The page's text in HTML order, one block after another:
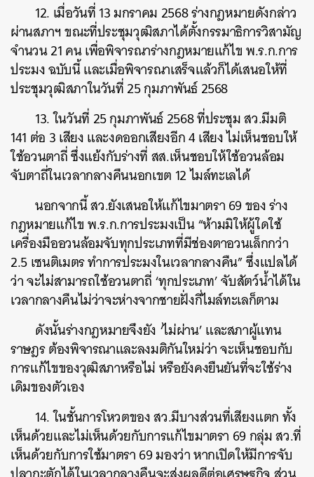
12. เมื่อวันที่ 13 มกราคม 2568 ร่างกฎหมายดังกล่าว
ผ่านสภาฯขณะที่ประชุมวุฒิสภาได้ตั้งกรรมาธิการวิสามัญ
จำนวน 21 คน เพื่อพิจารณาร่างกฎหมายแก้ไข พ.ร.ก.การ
ประมง ฉบับนี้ และเมื่อพิจารณาเสร็จแล้วก็ได้เสนอให้ที่
ประชุมวุฒิสภาในวันที่ 25 กุมภาพันธ์ 2568
13. ในวันที่ 25 กุมภาพันธ์ 2568 ที่ประชุม สว.มีมติ
141 ต่อ 3 เสียง และงดออกเสียงอีก 4 เสียง ไม่เห็นชอบให้
ใช้อวนตาถี่ ซึ่งแย้งกับร่างที่ สส.เห็นชอบให้ใช้อวนล้อม
จับตาถี่ในเวลากลางคืนนอกเขต 12 ไมล์ทะเลได้
นอกจากนี้ สว.ยังเสนอให้แก้ไขมาตรา 69 ของ ร่าง
กฎหมายแก้ไข พ.ร.ก.การประมงเป็น “ห้ามมิให้ผู้ใดใช้
เครื่องมืออวนล้อมจับทุกประเภทที่มีช่องตาอวนเล็กกว่า
2.5 เซนติเมตร ทำการประมงในเวลากลางคืน” ซึ่งแปลได้
ว่า จะไม่สามารถใช้อวนตาถี่ ‘ทุกประเภท’ จับสัตว์น้ำได้ใน
เวลากลางคืนไม่ว่าจะห่างจากชายฝั่งกี่ไมล์ทะเลก็ตาม
ดังนั้นร่างกฎหมายจึงยัง ‘ไม่ผ่าน’ และสภาผู้แทน
ราษฎร ต้องพิจารณาและลงมติกันใหม่ว่า จะเห็นชอบกับ
การแก้ไขของวุฒิสภาหรือไม่ หรือยังคงยืนยันที่จะใช้ร่าง
เดิมของตัวเอง
14. ในชั้นการโหวตของ สว.มีบางส่วนที่เสียงแตก ทั้ง
เห็นด้วยและไม่เห็นด้วยกับการแก้ไขมาตรา 69 กลุ่ม สว.ที่
เห็นด้วยกับการใช้มาตรา 69 มองว่า หากเปิดให้มีการจับ